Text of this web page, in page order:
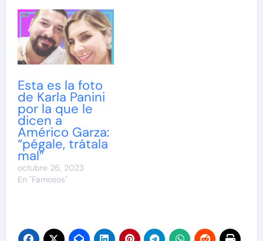
Esta es la foto
de Karla Panini
por la que le
dicen a
Américo Garza:
“pégale, trátala
mal”
octubre 26, 2023
En "Famosos"